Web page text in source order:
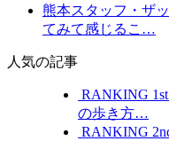
熊本スタッフ・ザ
てみて感じるこ…
人気の記事
RANKING 1st
の歩き方…
RANKING